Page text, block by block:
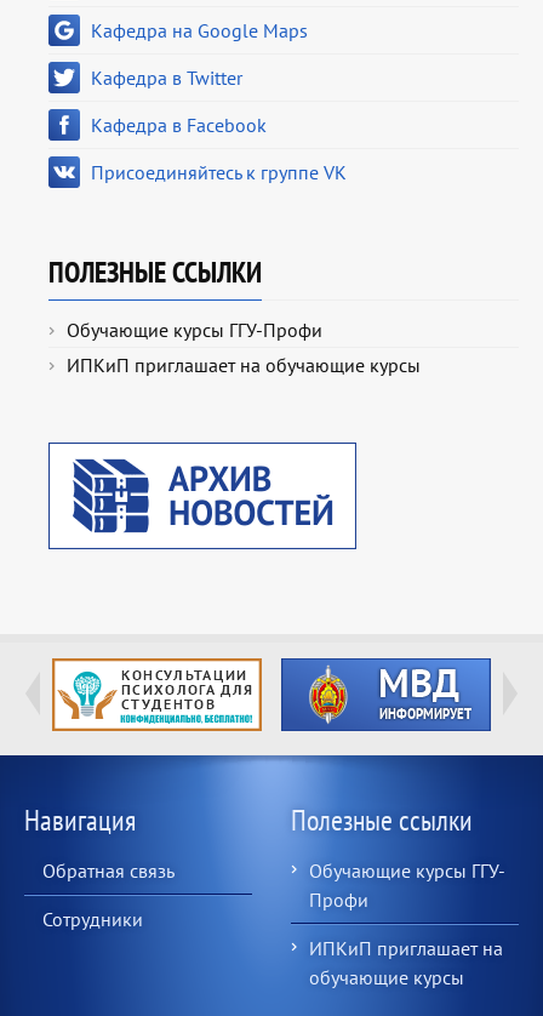
Кафедра на Google Maps
Кафедра в Twitter
Кафедра в Facebook
Присоединяйтесь к группе VK
ПОЛЕЗНЫЕ ССЫЛКИ
Обучающие курсы ГГУ-Профи
ИПКиП приглашает на обучающие курсы
Навигация
Обратная связь
Сотрудники
Полезные ссылки
Обучающие курсы ГГУ-
Профи
ИПКиП приглашает на
обучающие курсы